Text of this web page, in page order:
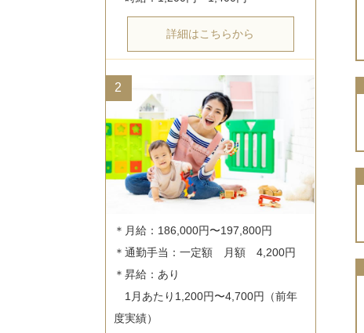
詳細はこちらから
2
＊月給：186,000円〜197,800円
＊通勤手当：一定額　月額　4,200円
＊昇給：あり
1月あたり1,200円〜4,700円（前年
度実績）